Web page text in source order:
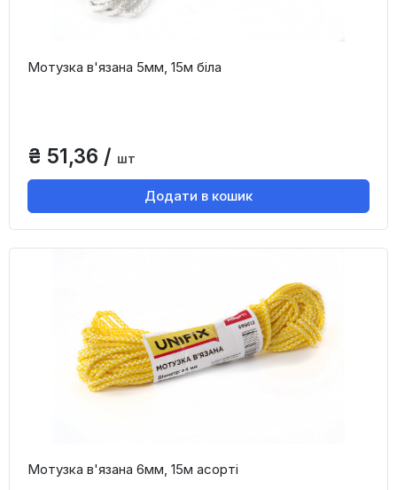
Мотузка в'язана 5мм, 15м біла
₴ 51,36 / шт
Додати в кошик
Мотузка в'язана 6мм, 15м асорті